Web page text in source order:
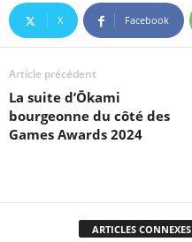
X Facebook
Article précédent
La suite d’Ōkami
bourgeonne du côté des
Games Awards 2024
ARTICLES CONNEXES